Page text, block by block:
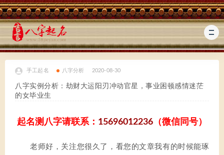
手工起名 八字分析 2020-08-30
八字实例分析：劫财大运阳刃冲动官星，事业困顿感情迷茫
的女毕业生
起名测八字请联系： 15696012236 （微信同号）
老师好，关注您很久了，看您的文章我有的时候能琢